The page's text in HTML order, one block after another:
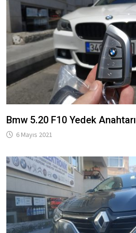
Bmw 5.20 F10 Yedek Anahtarı
6 Mayıs 2021